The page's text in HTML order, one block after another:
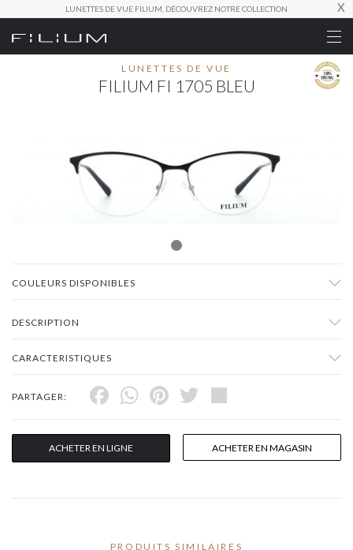
LUNETTES DE VUE FILIUM, DÉCOUVREZ NOTRE COLLECTION X
LUNETTES DE VUE
FILIUM FI 1705 BLEU
COULEURS DISPONIBLES
DESCRIPTION
CARACTERISTIQUES
PARTAGER: Facebook
WhatsApp
Pinterest
Twitter
ACHETER EN LIGNE ACHETER EN MAGASIN
PRODUITS SIMILAIRES